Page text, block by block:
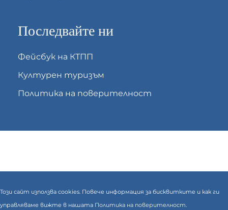
Последвайте ни
Фейсбук на КТПП
Културен туризъм
Политика на поверителност
Този сайт използва cookies. Повече информация за бисквитките и как ги
управляваме вижте в нашата Политика на поверителност.